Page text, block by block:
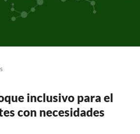
inclusivo para el
con necesidades